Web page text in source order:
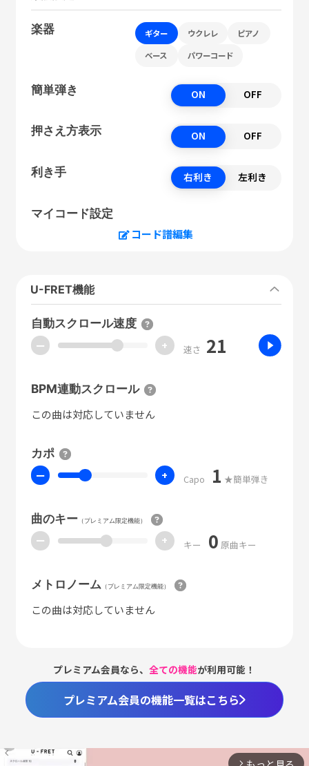
楽器 ギター ウクレレ ピアノ
ベース パワーコード
簡単弾き ON OFF
押さえ方表示 ON OFF
利き手 右利き 左利き
マイコード設定
コード譜編集
U-FRET機能
自動スクロール速度
ー + 速さ 21
BPM連動スクロール
この曲は対応していません
カポ
ー + Capo 1 ★簡単弾き
曲のキー（プレミアム限定機能）
ー + キー 0 原曲キー
メトロノーム （プレミアム限定機能）
この曲は対応していません
プレミアム会員なら、全ての機能が利用可能！
プレミアム会員の機能一覧はこちら
arrow_forward_ios